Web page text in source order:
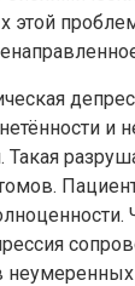
этой
и
Такая
неумеренных